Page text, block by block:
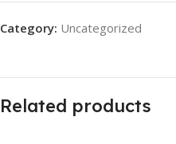
Category: Uncategorized
Related products